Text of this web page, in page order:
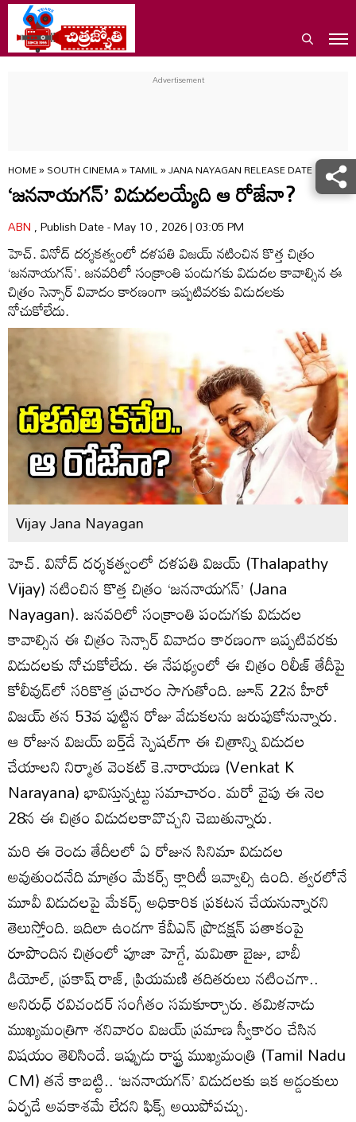
HOME»SOUTH CINEMA»TAMIL»JANA NAYAGAN RELEASE DATE
‘జననాయగన్‌’ విడుదలయ్యేది ఆ రోజేనా?
ABN, Publish Date - May 10 , 2026 | 03:05 PM
హెచ్‌. వినోద్‌ దర్శకత్వంలో దళపతి విజయ్‌ నటించిన కొత్త చిత్రం
‘జననాయగన్‌’. జనవరిలో సంక్రాంతి పండుగకు విడుదల కావాల్సిన ఈ
చిత్రం సెన్సార్‌ వివాదం కారణంగా ఇప్పటివరకు విడుదలకు
నోచుకోలేదు.
Vijay Jana Nayagan
హెచ్‌. వినోద్‌ దర్శకత్వంలో దళపతి విజయ్‌ (Thalapathy
Vijay) నటించిన కొత్త చిత్రం ‘జననాయగన్‌’ (Jana
Nayagan). జనవరిలో సంక్రాంతి పండుగకు విడుదల
కావాల్సిన ఈ చిత్రం సెన్సార్‌ వివాదం కారణంగా ఇప్పటివరకు
విడుదలకు నోచుకోలేదు. ఈ నేపథ్యంలో ఈ చిత్రం రిలీజ్‌ తేదీపై
కోలీవుడ్‌లో సరికొత్త ప్రచారం సాగుతోంది. జూన్‌ 22న హీరో
విజయ్‌ తన 53వ పుట్టిన రోజు వేడుకలను జరుపుకోనున్నారు.
ఆ రోజున విజయ్‌ బర్త్‌డే స్పెషల్‌గా ఈ చిత్రాన్ని విడుదల
చేయాలని నిర్మాత వెంకట్‌ కె.నారాయణ (Venkat K
Narayana) భావిస్తున్నట్టు సమాచారం. మరో వైపు ఈ నెల
28న ఈ చిత్రం విడుదలకావొచ్చని చెబుతున్నారు.
మరి ఈ రెండు తేదీలలో ఏ రోజున సినిమా విడుదల
అవుతుందనేది మాత్రం మేకర్స్ క్లారిటీ ఇవ్వాల్సి ఉంది. త్వరలోనే
మూవీ విడుదలపై మేకర్స్‌ అధికారిక ప్రకటన చేయనున్నారని
తెలుస్తోంది. ఇదిలా ఉండగా కేవీఎన్‌ ప్రొడక్షన్‌ పతాకంపై
రూపొందిన చిత్రంలో పూజా హెగ్డే, మమితా బైజు, బాబీ
డియోల్‌, ప్రకాష్‌ రాజ్‌, ప్రియమణి తదితరులు నటించగా..
అనిరుధ్‌ రవిచందర్‌ సంగీతం సమకూర్చారు. తమిళనాడు
ముఖ్యమంత్రిగా శనివారం విజయ్ ప్రమాణ స్వీకారం చేసిన
విషయం తెలిసిందే. ఇప్పుడు రాష్ట్ర ముఖ్యమంత్రి (Tamil Nadu
CM) తనే కాబట్టి.. ‘జననాయగన్’ విడుదలకు ఇక అడ్డంకులు
ఏర్పడే అవకాశమే లేదని ఫిక్స్ అయిపోవచ్చు.